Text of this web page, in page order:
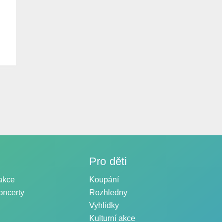
Pro děti
Koupání
Rozhledny
Vyhlídky
Kulturní akce